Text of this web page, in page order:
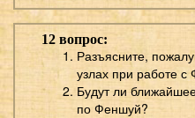
12 вопрос:
Разъясните,
узлах при работе
Будут ли
по Феншуй?